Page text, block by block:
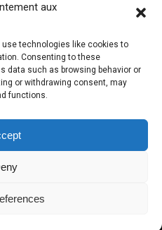
aux
use technologies like cookies to
Consenting to these
data such as browsing behavior or
or withdrawing consent, may
functions.
Conditions Générales d’Utilisation